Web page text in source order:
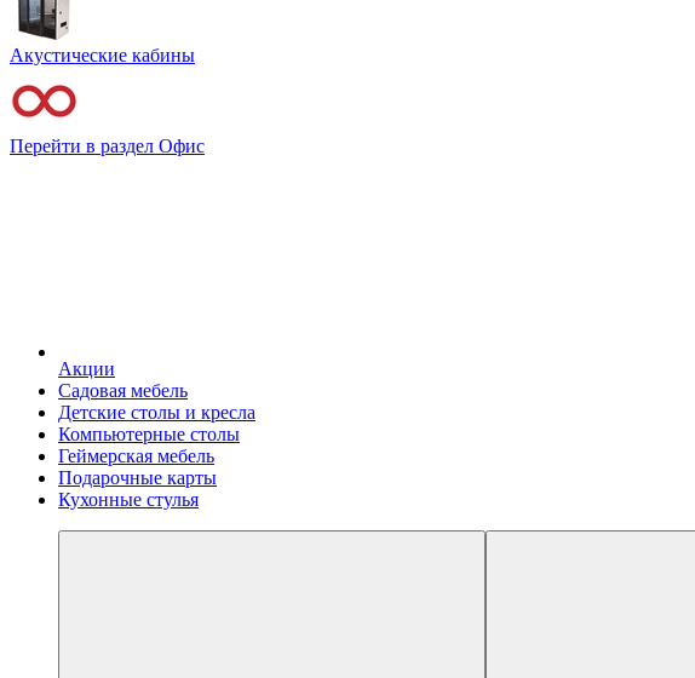
Акустические кабины
Перейти в раздел Офис
Акции
Садовая мебель
Детские столы и кресла
Компьютерные столы
Геймерская мебель
Подарочные карты
Кухонные стулья